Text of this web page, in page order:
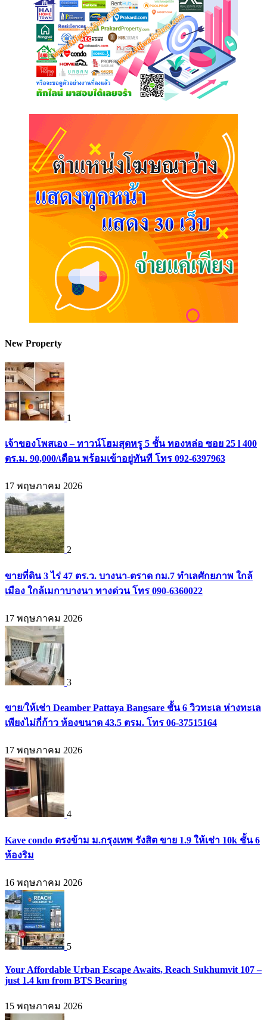
New Property
1
เจ้าของโพสเอง – ทาวน์โฮมสุดหรู 5 ชั้น ทองหล่อ ซอย 25 l 400
ตร.ม. 90,000/เดือน พร้อมเข้าอยู่ทันที โทร 092-6397963
17 พฤษภาคม 2026
2
ขายที่ดิน 3 ไร่ 47 ตร.ว. บางนา-ตราด กม.7 ทำเลศักยภาพ ใกล้
เมือง ใกล้เมกาบางนา ทางด่วน โทร 090-6360022
17 พฤษภาคม 2026
3
ขาย/ให้เช่า Deamber Pattaya Bangsare ชั้น 6 วิวทะเล ห่างทะเล
เพียงไม่กี่ก้าว ห้องขนาด 43.5 ตรม. โทร 06-37515164
17 พฤษภาคม 2026
4
Kave condo ตรงข้าม ม.กรุงเทพ รังสิต ขาย 1.9 ให้เช่า 10k ชั้น 6
ห้องริม
16 พฤษภาคม 2026
5
Your Affordable Urban Escape Awaits, Reach Sukhumvit 107 –
just 1.4 km from BTS Bearing
15 พฤษภาคม 2026